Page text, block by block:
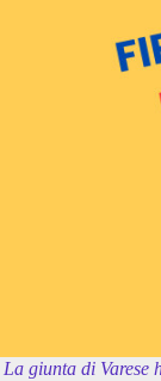
La giunta di Varese